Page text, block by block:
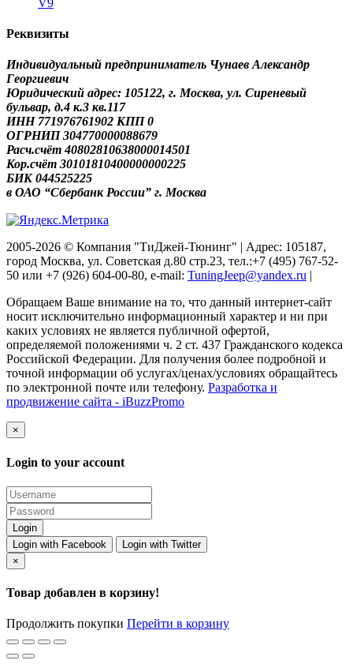
Реквизиты
Индивидуальный предприниматель Чунаев Александр
Георгиевич
Юридический адрес: 105122, г. Москва, ул. Сиреневый
бульвар, д.4 к.3 кв.117
ИНН 771976761902 КПП 0
ОГРНИП 304770000088679
Расч.счёт 40802810638000014501
Кор.счёт 30101810400000000225
БИК 044525225
в ОАО “Сбербанк России” г. Москва
2005-2026 © Компания "ТиДжей-Тюнинг" | Адрес: 105187,
город Москва, ул. Советская д.80 стр.23, тел.:+7 (495) 767-52-
50 или +7 (926) 604-00-80, e-mail: TuningJeep@yandex.ru |
Обращаем Ваше внимание на то, что данный интернет-сайт
носит исключительно информационный характер и ни при
каких условиях не является публичной офертой,
определяемой положениями ч. 2 ст. 437 Гражданского кодекса
Российской Федерации. Для получения более подробной и
точной информации об услугах/ценах/условиях обращайтесь
по электронной почте или телефону. Разработка и
продвижение сайта - iBuzzPromo
×
Login to your account
Login with Facebook
Login with Twitter
×
Товар добавлен в корзину!
Продолжить покупки Перейти в корзину